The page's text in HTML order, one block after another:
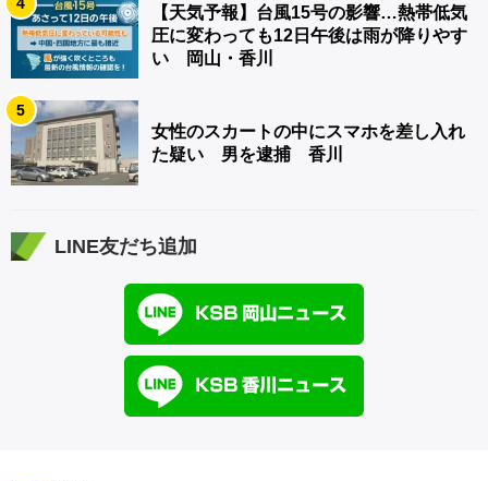
【天気予報】台風15号の影響…熱帯低気
圧に変わっても12日午後は雨が降りやす
い 岡山・香川
5
女性のスカートの中にスマホを差し入れ
た疑い 男を逮捕 香川
LINE友だち追加